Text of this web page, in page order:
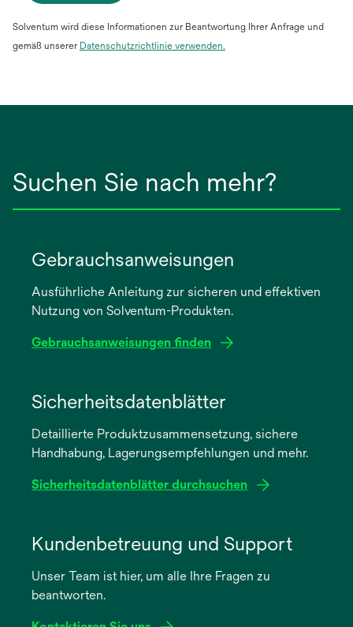
Solventum wird diese Informationen zur Beantwortung Ihrer Anfrage und
gemäß unserer Datenschutzrichtlinie verwenden.
Suchen Sie nach mehr?
Gebrauchsanweisungen
Ausführliche Anleitung zur sicheren und effektiven
Nutzung von Solventum-Produkten.
Gebrauchsanweisungen finden
neuen
Registerkarte
Sicherheitsdatenblätter
Detaillierte Produktzusammensetzung, sichere
Handhabung, Lagerungsempfehlungen und mehr.
Sicherheitsdatenblätter durchsuchen
neuen
Registerkarte
Kundenbetreuung und Support
Unser Team ist hier, um alle Ihre Fragen zu
beantworten.